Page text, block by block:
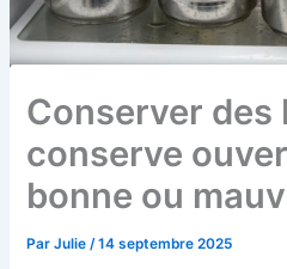
Conserver des
conserve
bonne ou
ParJulie /14 septembre 2025